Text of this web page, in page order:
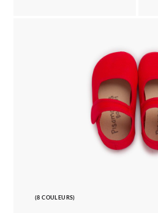
(8 COULEURS)